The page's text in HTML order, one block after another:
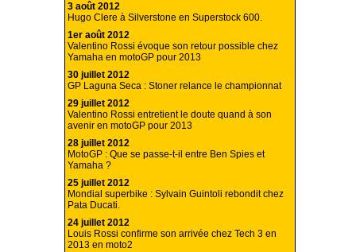
3 août 2012
Hugo Clere à Silverstone en Superstock 600.
1er août 2012
Valentino Rossi évoque son retour possible chez
Yamaha en motoGP pour 2013
30 juillet 2012
GP Laguna Seca : Stoner relance le championnat
29 juillet 2012
Valentino Rossi entretient le doute quand à son
avenir en motoGP pour 2013
28 juillet 2012
MotoGP : Que se passe-t-il entre Ben Spies et
Yamaha ?
25 juillet 2012
Mondial superbike : Sylvain Guintoli rebondit chez
Pata Ducati.
24 juillet 2012
Louis Rossi confirme son arrivée chez Tech 3 en
2013 en moto2